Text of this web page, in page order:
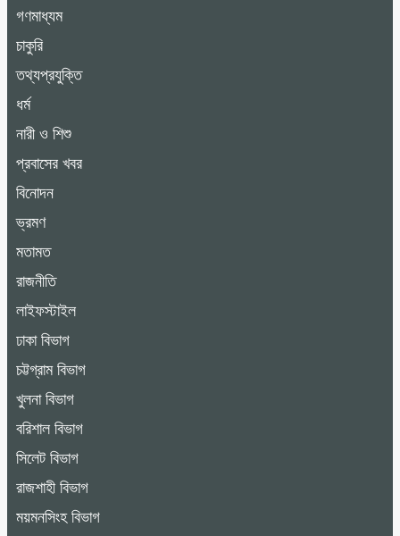
গণমাধ্যম
চাকুরি
তথ্যপ্রযুক্তি
ধর্ম
নারী ও শিশু
প্রবাসের খবর
বিনোদন
ভ্রমণ
মতামত
রাজনীতি
লাইফস্টাইল
ঢাকা বিভাগ
চট্টগ্রাম বিভাগ
খুলনা বিভাগ
বরিশাল বিভাগ
সিলেট বিভাগ
রাজশাহী বিভাগ
ময়মনসিংহ বিভাগ